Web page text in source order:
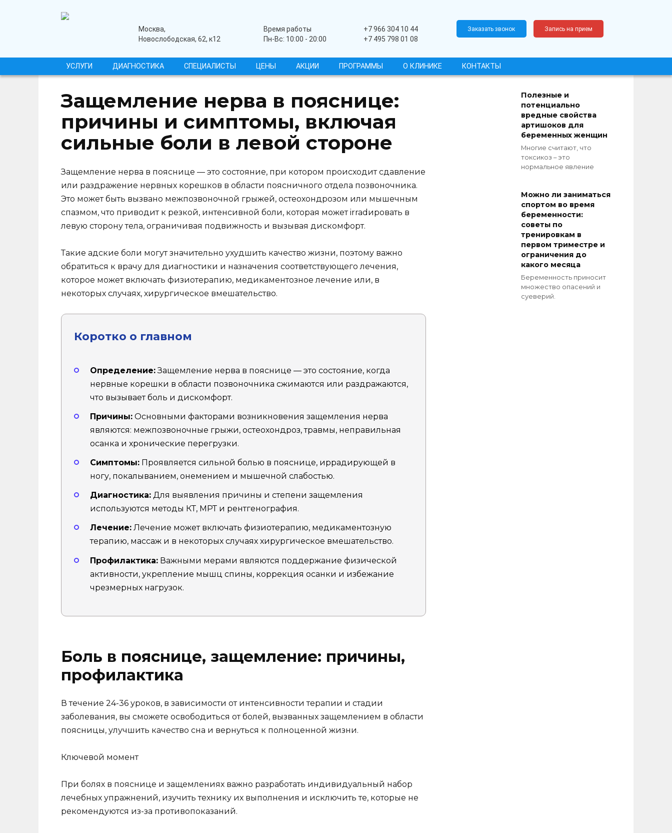
медицинский центрМосква,
Новослободская, 62, к12
Время работы
Пн-Вс: 10:00 - 20:00
+7 966 304 10 44
+7 495 798 01 08
Заказать звонок Запись на прием
УСЛУГИ ДИАГНОСТИКА СПЕЦИАЛИСТЫ ЦЕНЫ АКЦИИ ПРОГРАММЫ О КЛИНИКЕ КОНТАКТЫ
Защемление нерва в пояснице:
причины и симптомы, включая
сильные боли в левой стороне
Защемление нерва в пояснице — это состояние, при котором происходит сдавление
или раздражение нервных корешков в области поясничного отдела позвоночника.
Это может быть вызвано межпозвоночной грыжей, остеохондрозом или мышечным
спазмом, что приводит к резкой, интенсивной боли, которая может irradировать в
левую сторону тела, ограничивая подвижность и вызывая дискомфорт.
Такие адские боли могут значительно ухудшить качество жизни, поэтому важно
обратиться к врачу для диагностики и назначения соответствующего лечения,
которое может включать физиотерапию, медикаментозное лечение или, в
некоторых случаях, хирургическое вмешательство.
Коротко о главном
Определение:Защемление нерва в пояснице — это состояние, когда
нервные корешки в области позвоночника сжимаются или раздражаются,
что вызывает боль и дискомфорт.
Причины: Основными факторами возникновения защемления нерва
являются: межпозвоночные грыжи, остеохондроз, травмы, неправильная
осанка и хронические перегрузки.
Симптомы: Проявляется сильной болью в пояснице, иррадирующей в
ногу, покалыванием, онемением и мышечной слабостью.
Диагностика: Для выявления причины и степени защемления
используются методы КТ, МРТ и рентгенография.
Лечение: Лечение может включать физиотерапию, медикаментозную
терапию, массаж и в некоторых случаях хирургическое вмешательство.
Профилактика: Важными мерами являются поддержание физической
активности, укрепление мышц спины, коррекция осанки и избежание
чрезмерных нагрузок.
Боль в пояснице, защемление: причины,
профилактика
В течение 24-36 уроков, в зависимости от интенсивности терапии и стадии
заболевания, вы сможете освободиться от болей, вызванных защемлением в области
поясницы, улучшить качество сна и вернуться к полноценной жизни.
Ключевой момент
При болях в пояснице и защемлениях важно разработать индивидуальный набор
лечебных упражнений, изучить технику их выполнения и исключить те, которые не
рекомендуются из-за противопоказаний.
Полезные и
потенциально
вредные свойства
артишоков для
беременных женщин
Многие считают, что
токсикоз – это
нормальное явление
Можно ли заниматься
спортом во время
беременности:
советы по
тренировкам в
первом триместре и
ограничения до
какого месяца
Беременность приносит
множество опасений и
суеверий.